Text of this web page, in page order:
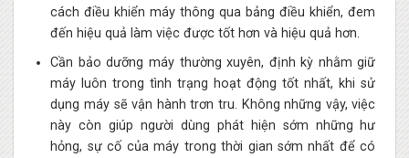
cách điều khiển máy thông qua bảng điều khiển, đem
đến hiệu quả làm việc được tốt hơn và hiệu quả hơn.
Cần bảo dưỡng máy thường xuyên, định kỳ nhằm giữ
máy luôn trong tình trạng hoạt động tốt nhất, khi sử
dụng máy sẽ vận hành trơn tru. Không những vậy, việc
này còn giúp người dùng phát hiện sớm những hư
hỏng, sự cố của máy trong thời gian sớm nhất để có